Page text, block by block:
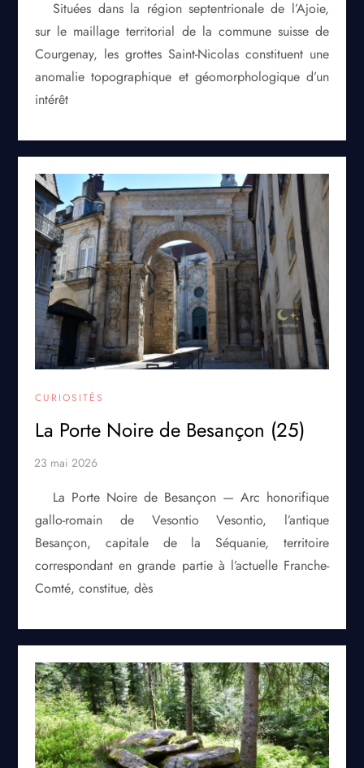
Situées dans la région septentrionale de l’Ajoie,
sur le maillage territorial de la commune suisse de
Courgenay, les grottes Saint-Nicolas constituent une
anomalie topographique et géomorphologique d’un
intérêt
CURIOSITÉS
La Porte Noire de Besançon (25)
La Porte Noire de Besançon — Arc honorifique
gallo-romain de Vesontio Vesontio, l’antique
Besançon, capitale de la Séquanie, territoire
correspondant en grande partie à l’actuelle Franche-
Comté, constitue, dès